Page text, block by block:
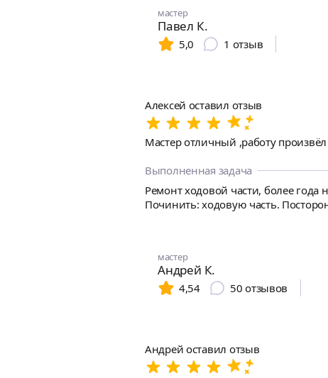
мастер
Павел К.
5,0 1 отзыв
Алексей оставил отзыв
Мастер отличный ,работу
Выполненная задача
Ремонт ходовой части, более года
Починить: ходовую часть.
мастер
Андрей К.
4,54 50 отзывов
Андрей оставил отзыв